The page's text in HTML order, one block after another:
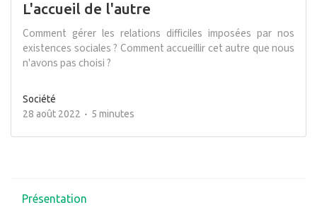
L'accueil de l'autre
Comment gérer les relations difficiles imposées par nos
existences sociales ? Comment accueillir cet autre que nous
n'avons pas choisi ?
Société
28 août 2022
5 minutes
Présentation